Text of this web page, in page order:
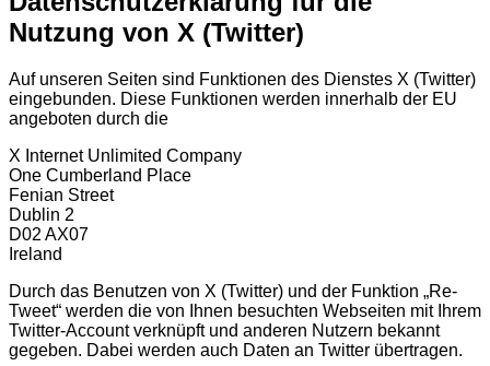
Nutzung von X (Twitter)
Auf unseren Seiten sind Funktionen des Dienstes X (Twitter)
eingebunden. Diese Funktionen werden innerhalb der EU
angeboten durch die
X Internet Unlimited Company
One Cumberland Place
Fenian Street
Dublin 2
D02 AX07
Ireland
Durch das Benutzen von X (Twitter) und der Funktion „Re-
Tweet“ werden die von Ihnen besuchten Webseiten mit Ihrem
Twitter-Account verknüpft und anderen Nutzern bekannt
gegeben. Dabei werden auch Daten an Twitter übertragen.